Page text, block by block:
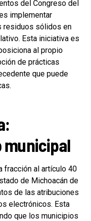
del Congreso del
implementar
residuos sólidos en
Esta iniciativa es
al propio
de prácticas
que puede
fracción al artículo 40
de Michoacán de
de las atribuciones
electrónicos. Esta
que los municipios